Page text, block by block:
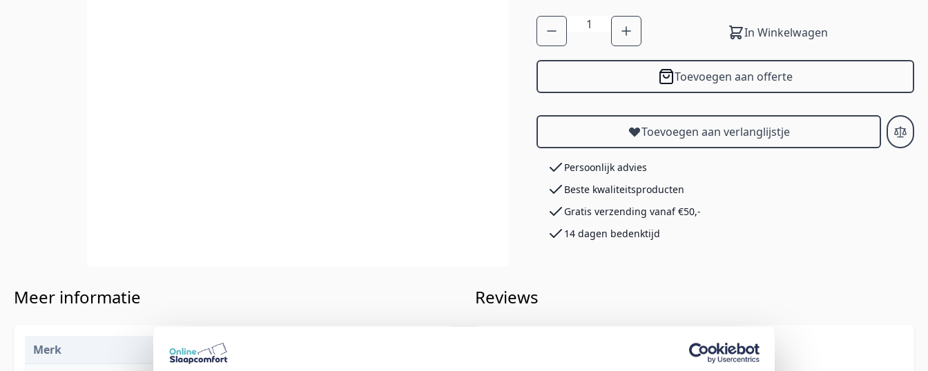
Aantal
In Winkelwagen
Toevoegen aan offerte
Toevoegen aan verlanglijstje
Persoonlijk advies
Beste kwaliteitsproducten
Gratis verzending vanaf €50,-
14 dagen bedenktijd
Meer informatie
Merk
Reviews